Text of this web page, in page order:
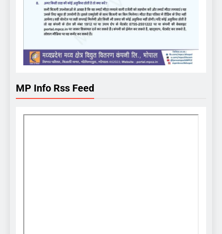
MP Info Rss Feed